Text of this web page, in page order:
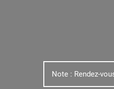
Note : Rendez-